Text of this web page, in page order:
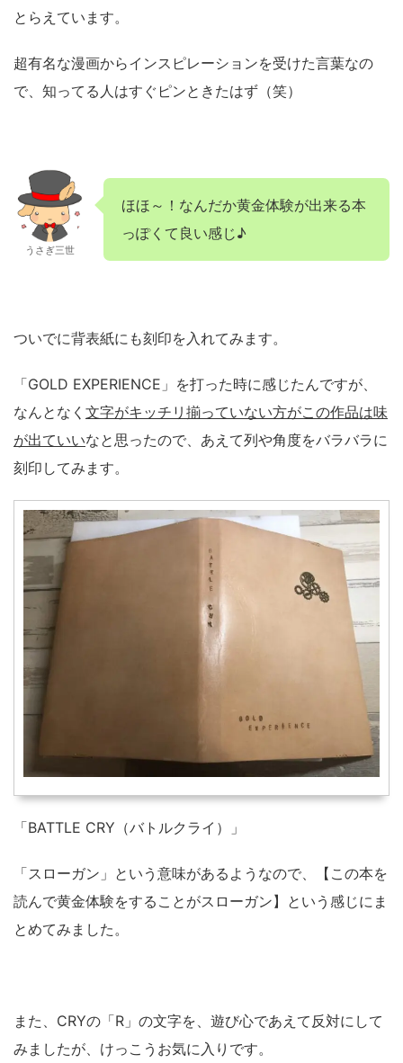
とらえています。
超有名な漫画からインスピレーションを受けた言葉なの
で、知ってる人はすぐピンときたはず（笑）
うさぎ三世
ほほ～！なんだか黄金体験が出来る本
っぽくて良い感じ♪
ついでに背表紙にも刻印を入れてみます。
「GOLD EXPERIENCE」を打った時に感じたんですが、
なんとなく 文字がキッチリ揃っていない方がこの作品は味
が出ていいなと思ったので、あえて列や角度をバラバラに
刻印してみます。
「BATTLE CRY（バトルクライ）」
「スローガン」という意味があるようなので、【この本を
読んで黄金体験をすることがスローガン】という感じにま
とめてみました。
また、CRYの「R」の文字を、遊び心であえて反対にして
みましたが、けっこうお気に入りです。